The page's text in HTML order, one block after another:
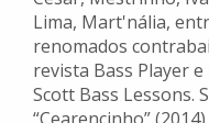
Lima, Mart'nália,
renomados
revista Bass Player
Scott Bass Lessons.